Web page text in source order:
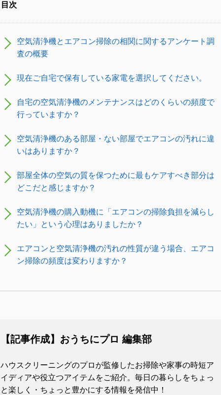
目次
空気清浄機とエアコン掃除の相関に関するアンケート調
査の概要
現在ご自宅で保有している家電を選択してください。
自宅の空気清浄機のメンテナンスはどのくらいの頻度で
行っていますか？
空気清浄機のある部屋・ない部屋でエアコンの汚れに違
いはありますか？
部屋全体の空気の質を保つために最もケアすべき部分は
どこだと感じますか？
空気清浄機の購入動機に「エアコンの掃除負担を減らし
たい」という心理はありましたか？
エアコンと空気清浄機の汚れの性質が違う場合、エアコ
ン掃除の頻度は変わりますか？
【記事作成】おうちにプロ 編集部
ハウスクリーニングのプロが監修したお掃除や家事の時短ア
イディアや役立つアイテムをご紹介。毎日の暮らしをちょっ
と楽しく・ちょっと豊かにする情報を発信中！